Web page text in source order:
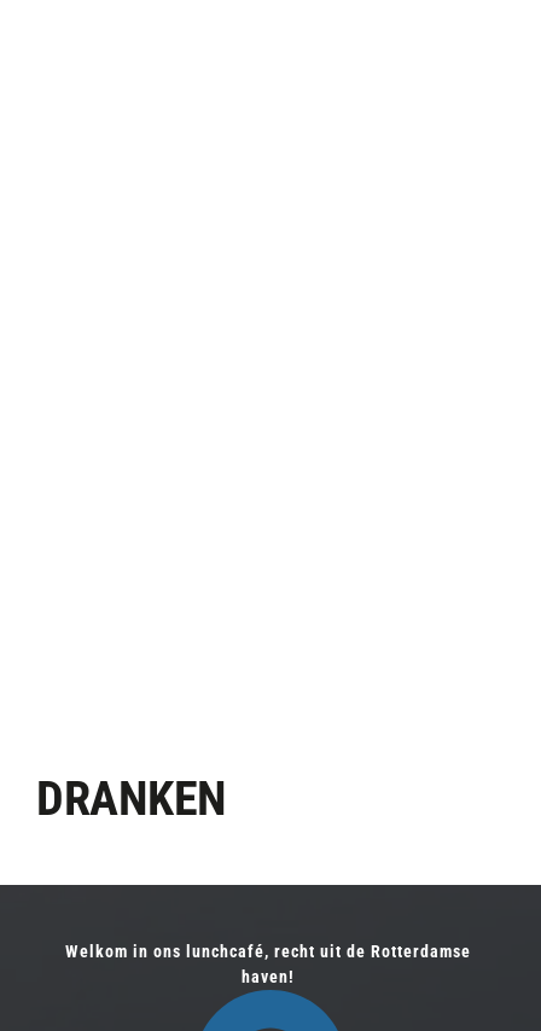
DRANKEN
Welkom in ons lunchcafé, recht uit de Rotterdamse
haven!